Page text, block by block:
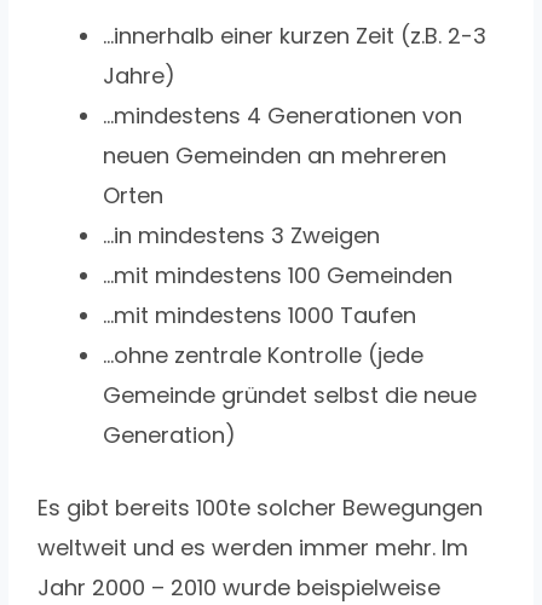
…innerhalb einer kurzen Zeit (z.B. 2-3
Jahre)
…mindestens 4 Generationen von
neuen Gemeinden an mehreren
Orten
…in mindestens 3 Zweigen
…mit mindestens 100 Gemeinden
…mit mindestens 1000 Taufen
…ohne zentrale Kontrolle (jede
Gemeinde gründet selbst die neue
Generation)
Es gibt bereits 100te solcher Bewegungen
weltweit und es werden immer mehr. Im
Jahr 2000 – 2010 wurde beispielweise